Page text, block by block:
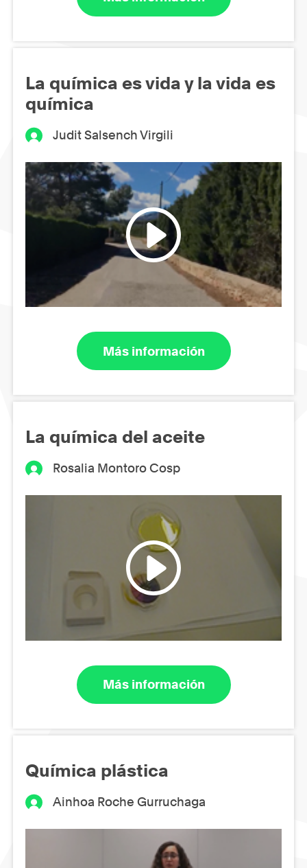
La química es vida y la vida es
química
Judit Salsench Virgili
Más información
La química del aceite
Rosalia Montoro Cosp
Más información
Química plástica
Ainhoa Roche Gurruchaga